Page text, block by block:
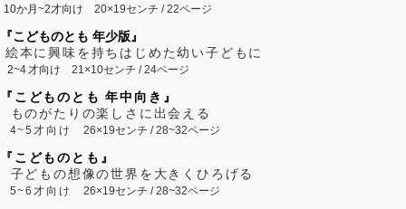
10か月~2才向け 20×19センチ / 22ページ
『こどものとも 年少版』
絵本に興味を持ちはじめた幼い子どもに
2~4 才向け 21×10センチ / 24ページ
『こどものとも 年中向き』
ものがたりの楽しさに出会える
4~5才向け26×19センチ / 28~32ページ
『こどものとも』
子どもの想像の世界を大きくひろげる
5~6才向け26×19センチ / 28~32ページ